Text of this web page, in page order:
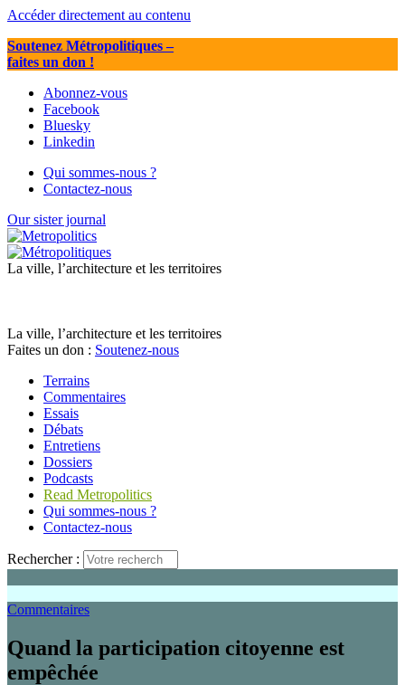
Accéder directement au contenu
Soutenez Métropolitiques–
faites un don !
Abonnez-vous
Facebook
Bluesky
Linkedin
Qui sommes-nous ?
Contactez-nous
Our sister journal
La ville, l’architecture et les territoires
La ville, l’architecture et les territoires
Faites un don : Soutenez-nous
Terrains
Commentaires
Essais
Débats
Entretiens
Dossiers
Podcasts
Read Metropolitics
Qui sommes-nous ?
Contactez-nous
Rechercher :
Commentaires
Quand la participation citoyenne est
empêchée